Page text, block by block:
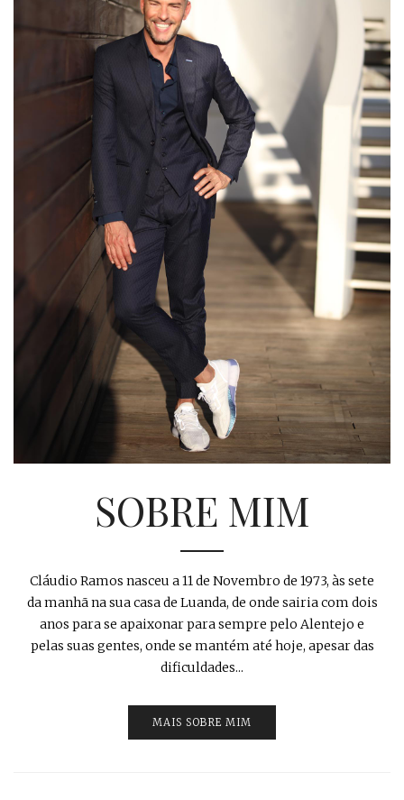
SOBRE MIM
Cláudio Ramos nasceu a 11 de Novembro de 1973, às sete
da manhã na sua casa de Luanda, de onde sairia com dois
anos para se apaixonar para sempre pelo Alentejo e
pelas suas gentes, onde se mantém até hoje, apesar das
dificuldades...
MAIS SOBRE MIM